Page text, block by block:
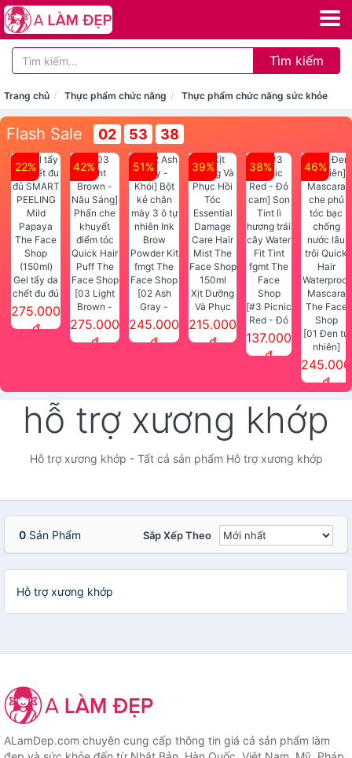
Tìm kiếm
Trang chủ Thực phẩm chức năng Thực phẩm chức năng sức khỏe
Flash Sale 02 53 38
22%
Gel tẩy da
chết đu đủ
SMART
PEELING
275.000
đ
42%
[03 Light
Brown -
Nâu Sáng]
Phấn che
275.000
đ
51%
[02 Ash
Gray -
Khói] Bột
kẻ chân
Face Shop
245.000
đ
39%
Xịt Dưỡng
Và Phục
Hồi Tóc
Essential
215.000
đ
38%
[#3 Picnic
Red - Đỏ
cam] Son
Face
Shop
137.000
đ
46%
[01 Đen tự
nhiên]
Mascara
che phủ
nước lâu
trôi Quick
Waterproof
Mascara
245.000
đ
hỗ trợ xương khớp
Hỗ trợ xương khớp - Tất cả sản phẩm Hỗ trợ xương khớp
0 Sản Phẩm Sắp Xếp Theo
Hỗ trợ xương khớp
ALamDep.com chuyên cung cấp thông tin giá cả sản phẩm làm